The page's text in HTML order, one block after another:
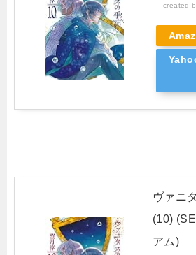
created
ヴァニ
(10)
アム)